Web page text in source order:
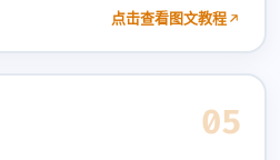
点击查看图文教程
05